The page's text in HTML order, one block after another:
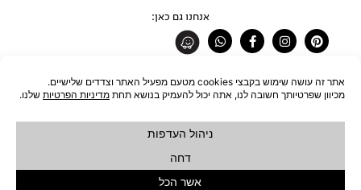
אנחנו גם כאן:
Pinterest
Instagram
Facebook-
f
Whatsapp
רוצים להתעדכן לפני כולם?